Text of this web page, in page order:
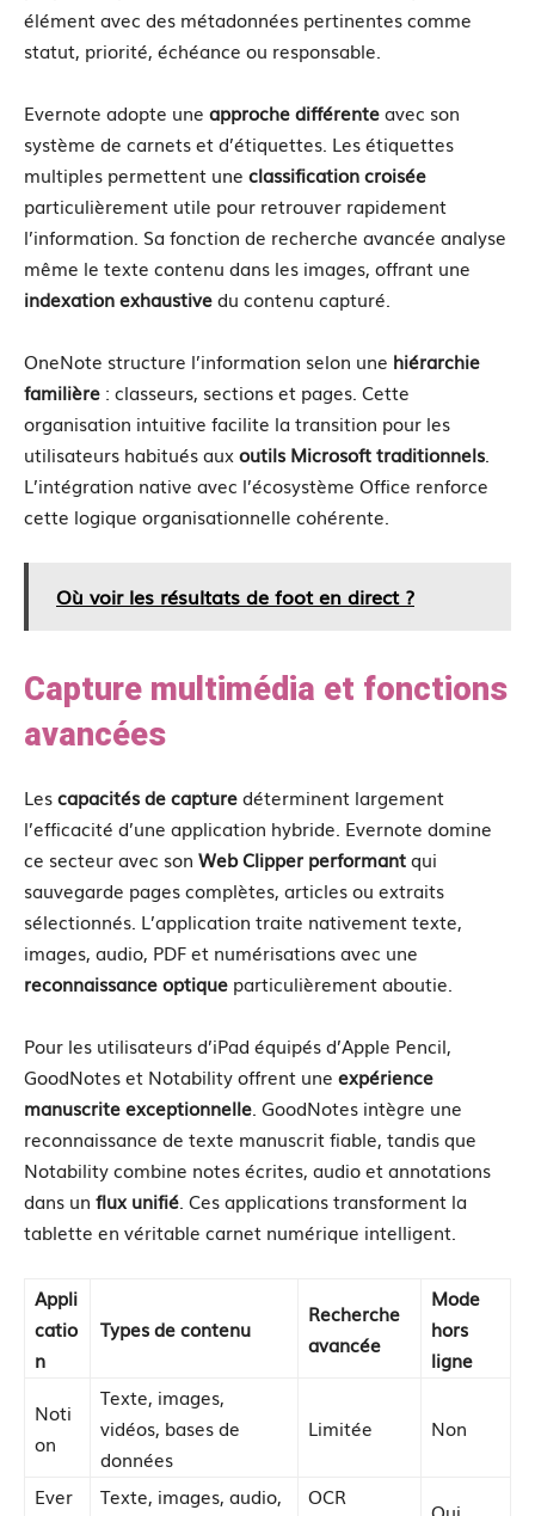
élément avec des métadonnées pertinentes comme
statut, priorité, échéance ou responsable.
Evernote adopte une approche différenteavec son
système de carnets et d’étiquettes. Les étiquettes
multiples permettent une classification croisée
particulièrement utile pour retrouver rapidement
l’information. Sa fonction de recherche avancée analyse
même le texte contenu dans les images, offrant une
indexation exhaustivedu contenu capturé.
OneNote structure l’information selon une hiérarchie
familière : classeurs, sections et pages. Cette
organisation intuitive facilite la transition pour les
utilisateurs habitués auxoutils Microsoft traditionnels.
L’intégration native avec l’écosystème Office renforce
cette logique organisationnelle cohérente.
Où voir les résultats de foot en direct ?
Capture multimédia et fonctions
avancées
Lescapacités de capturedéterminent largement
l’efficacité d’une application hybride. Evernote domine
ce secteur avec son Web Clipper performantqui
sauvegarde pages complètes, articles ou extraits
sélectionnés. L’application traite nativement texte,
images, audio, PDF et numérisations avec une
reconnaissance optique particulièrement aboutie.
Pour les utilisateurs d’iPad équipés d’Apple Pencil,
GoodNotes et Notability offrent une expérience
manuscrite exceptionnelle. GoodNotes intègre une
reconnaissance de texte manuscrit fiable, tandis que
Notability combine notes écrites, audio et annotations
dans un flux unifié. Ces applications transforment la
tablette en véritable carnet numérique intelligent.
Appli
catio
n
Types de contenu
Recherche
avancée
Mode
hors
ligne
Noti
on
Texte, images,
vidéos, bases de
données
Limitée Non
Ever
Texte, images, audio,
OCR